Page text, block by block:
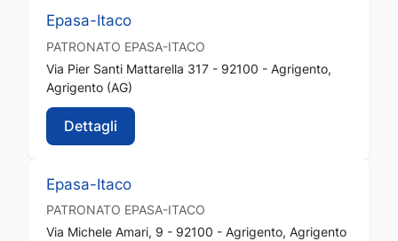
Epasa-Itaco
PATRONATO EPASA-ITACO
Via Pier Santi Mattarella 317 - 92100 - Agrigento,
Agrigento (AG)
Dettagli
Epasa-Itaco
PATRONATO EPASA-ITACO
Via Michele Amari, 9 - 92100 - Agrigento, Agrigento